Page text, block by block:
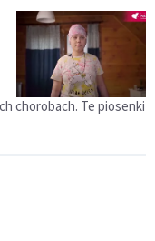
chorobach. Te piosenki